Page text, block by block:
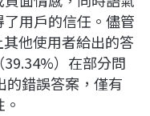
用戶的信任。儘管
他使用者給出的答
）在部分問
的錯誤答案，僅有